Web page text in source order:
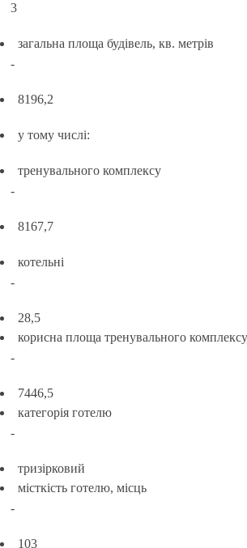
3
загальна площа будівель, кв. метрів
-
8196,2
у тому числі:
тренувального комплексу
-
8167,7
котельні
-
28,5
корисна площа тренувального
-
7446,5
категорія готелю
-
тризірковий
місткість готелю, місць
-
103